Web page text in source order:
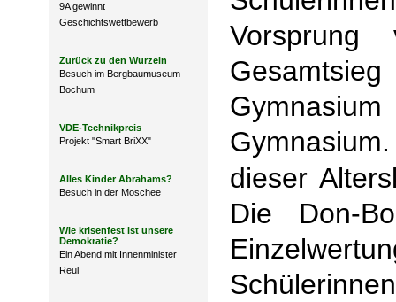
9A gewinnt
Geschichtswettbewerb
Zurück zu den Wurzeln
Besuch im Bergbaumuseum
Bochum
VDE-Technikpreis
Projekt "Smart BriXX"
Alles Kinder Abrahams?
Besuch in der Moschee
Wie krisenfest ist unsere
Demokratie?
Ein Abend mit Innenminister
Reul
Gymnasium.
dieser
Die Don-